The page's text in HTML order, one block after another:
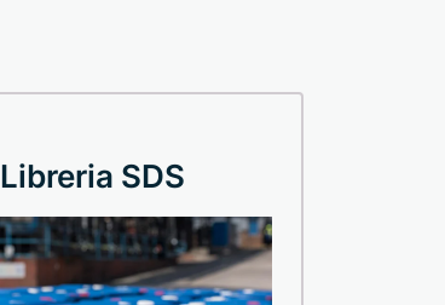
Libreria SDS